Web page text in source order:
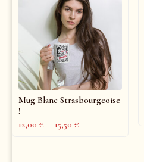
Mug Blanc Strasbourgeoise
!
12,00 € – 15,50 €